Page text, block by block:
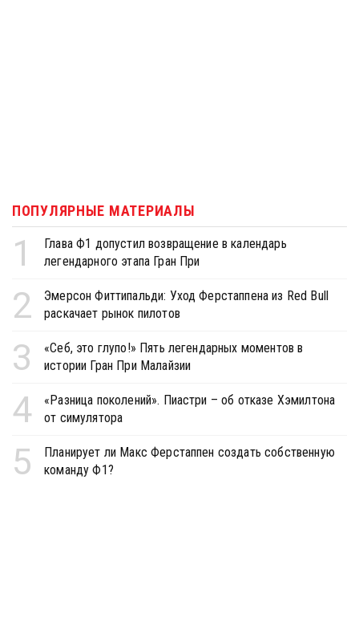
ПОПУЛЯРНЫЕ МАТЕРИАЛЫ
1
Глава Ф1 допустил возвращение в календарь
легендарного этапа Гран При
2
Эмерсон Фиттипальди: Уход Ферстаппена из Red Bull
раскачает рынок пилотов
3
«Себ, это глупо!» Пять легендарных моментов в
истории Гран При Малайзии
4
«Разница поколений». Пиастри – об отказе Хэмилтона
от симулятора
5
Планирует ли Макс Ферстаппен создать собственную
команду Ф1?